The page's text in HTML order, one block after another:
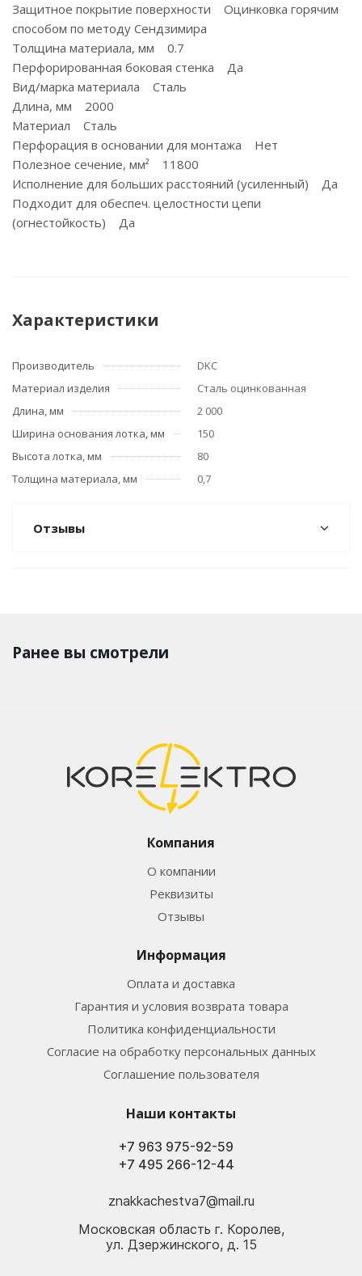
Защитное покрытие поверхности Оцинковка горячим
способом по методу Сендзимира
Толщина материала, мм 0.7
Перфорированная боковая стенка Да
Вид/марка материала Сталь
Длина, мм 2000
Материал Сталь
Перфорация в основании для монтажа Нет
Полезное сечение, мм² 11800
Исполнение для больших расстояний (усиленный) Да
Подходит для обеспеч. целостности цепи
(огнестойкость) Да
Характеристики
Производитель
DKC
Материал изделия
Сталь оцинкованная
Длина, мм
2 000
Ширина основания лотка, мм
150
Высота лотка, мм
80
Толщина материала, мм
0,7
Отзывы
Ранее вы смотрели
Компания
О компании
Реквизиты
Отзывы
Информация
Оплата и доставка
Гарантия и условия возврата товара
Политика конфиденциальности
Согласие на обработку персональных данных
Соглашение пользователя
Наши контакты
+7 495 266-12-44
+7 963 975-92-59
znakkachestva7@mail.ru
Московская область г. Королев,
ул. Дзержинского, д. 15